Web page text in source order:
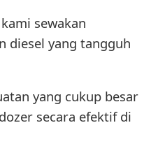
sewakan
diesel yang tangguh
yang cukup besar
secara efektif di